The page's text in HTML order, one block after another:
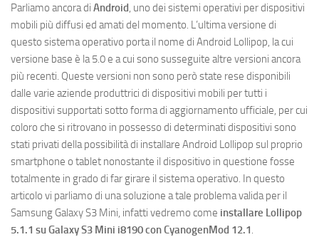
Parliamo ancora di Android, uno dei sistemi operativi per dispositivi
mobili più diffusi ed amati del momento. L’ultima versione di
questo sistema operativo porta il nome di Android Lollipop, la cui
versione base è la 5.0 e a cui sono susseguite altre versioni ancora
più recenti. Queste versioni non sono però state rese disponibili
dalle varie aziende produttrici di dispositivi mobili per tutti i
dispositivi supportati sotto forma di aggiornamento ufficiale, per cui
coloro che si ritrovano in possesso di determinati dispositivi sono
stati privati della possibilità di installare Android Lollipop sul proprio
smartphone o tablet nonostante il dispositivo in questione fosse
totalmente in grado di far girare il sistema operativo. In questo
articolo vi parliamo di una soluzione a tale problema valida per il
Samsung Galaxy S3 Mini, infatti vedremo come installare Lollipop
5.1.1 su Galaxy S3 Mini i8190 con CyanogenMod 12.1.